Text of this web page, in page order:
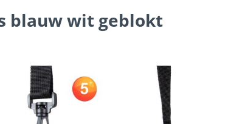
blauw wit geblokt